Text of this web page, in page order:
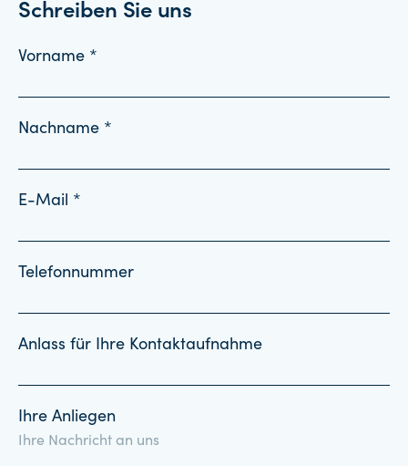
Schreiben Sie uns
Vorname *
Nachname *
E-Mail *
Telefonnummer
Anlass für Ihre Kontaktaufnahme
Ihre Anliegen